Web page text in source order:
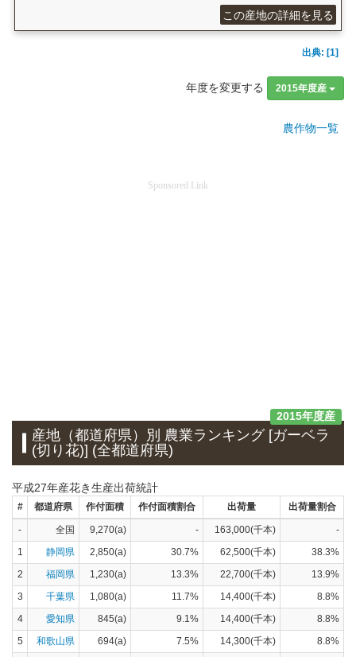
この産地の詳細を見る
出典: [1]
年度を変更する 2015年度産
農作物一覧
Sponsored Link
2015年度産
産地（都道府県）別 農業ランキング [ガーベラ
(切り花)] (全都道府県)
平成27年産花き生産出荷統計
# 都道府県 作付面積 作付面積割合 出荷量 出荷量割合
- 全国 9,270(a) - 163,000(千本)
-
1
静岡県 2,850(a) 30.7% 62,500(千本)
38.3%
2
福岡県 1,230(a) 13.3% 22,700(千本)
13.9%
3
千葉県 1,080(a) 11.7% 14,400(千本)
8.8%
4
愛知県 845(a) 9.1% 14,400(千本)
8.8%
5
和歌山県 694(a) 7.5% 14,300(千本)
8.8%